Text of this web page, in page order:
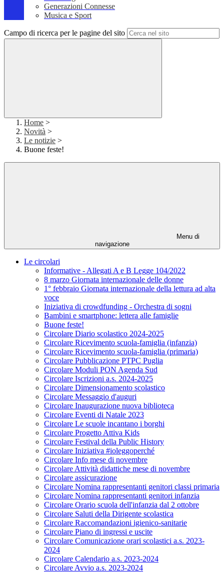
Generazioni Connesse
Musica e Sport
Campo di ricerca per le pagine del sito
Home >
Novità >
Le notizie >
Buone feste!
Menu di
navigazione
Le circolari
Informative - Allegati A e B Legge 104/2022
8 marzo Giornata internazionale delle donne
1° febbraio Giornata internazionale della lettura ad alta
voce
Iniziativa di crowdfunding - Orchestra di sogni
Bambini e smartphone: lettera alle famiglie
Buone feste!
Circolare Diario scolastico 2024-2025
Circolare Ricevimento scuola-famiglia (infanzia)
Circolare Ricevimento scuola-famiglia (primaria)
Circolare Pubblicazione PTPC Puglia
Circolare Moduli PON Agenda Sud
Circolare Iscrizioni a.s. 2024-2025
Circolare Dimensionamento scolastico
Circolare Messaggio d'auguri
Circolare Inaugurazione nuova biblioteca
Circolare Eventi di Natale 2023
Circolare Le scuole incantano i borghi
Circolare Progetto Attiva Kids
Circolare Festival della Public History
Circolare Iniziativa #ioleggoperché
Circolare Info mese di novembre
Circolare Attività didattiche mese di novembre
Circolare assicurazione
Circolare Nomina rappresentanti genitori classi primaria
Circolare Nomina rappresentanti genitori infanzia
Circolare Orario scuola dell'infanzia dal 2 ottobre
Circolare Saluti della Dirigente scolastica
Circolare Raccomandazioni igienico-sanitarie
Circolare Piano di ingressi e uscite
Circolare Comunicazione orari scolastici a.s. 2023-
2024
Circolare Calendario a.s. 2023-2024
Circolare Avvio a.s. 2023-2024